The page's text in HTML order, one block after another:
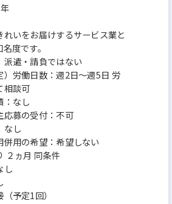
れいをお届けするサービス業と
度です。
派遣・請負ではない
）労働日数：週2日～週5日 労
相談可
：なし
応募の受付：不可
なし
併用の希望：希望しない
２ヵ月 同条件
し
予定1回）